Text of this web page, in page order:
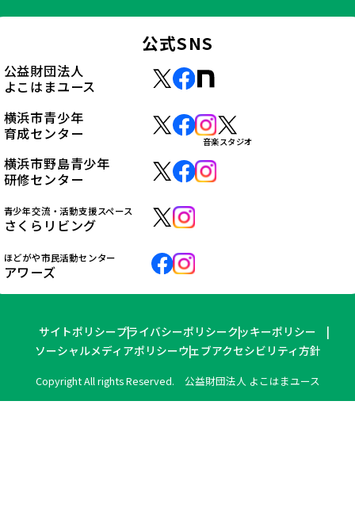
公式SNS
公益財団法人
よこはまユース
横浜市青少年
育成センター
音楽スタジオ
横浜市野島青少年
研修センター
青少年交流・活動支援スペース
さくらリビング
ほどがや市民活動センター
アワーズ
サイトポリシープライバシーポリシークッキーポリシー
ソーシャルメディアポリシーウェブアクセシビリティ方針
Copyright All rights Reserved. 公益財団法人 よこはまユース